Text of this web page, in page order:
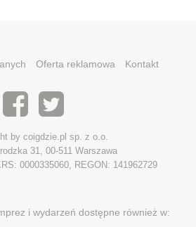
Oferta reklamowa Kontakt
by coigdzie.pl sp. z o.o.
31, 00-511 Warszawa
0000335060, REGON: 141962729
i wydarzeń dostępne również w: